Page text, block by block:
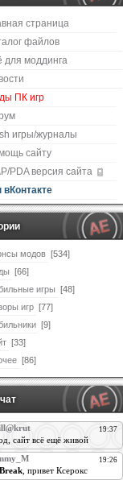
страница
файлов
для моддинга
ПК игр
игры/журналы
сайту
PDA версия сайта
модов [534]
[66]
игры [48]
игр [77]
[9]
[33]
[86]